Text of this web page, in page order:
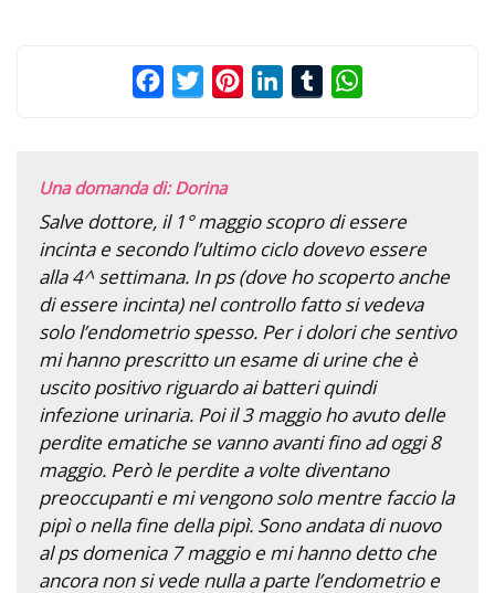
FacebookTwitterPinterestLinkedInTumblr
Una domanda di: Dorina
Salve dottore, il 1° maggio scopro di essere
incinta e secondo l’ultimo ciclo dovevo essere
alla 4^ settimana. In ps (dove ho scoperto anche
di essere incinta) nel controllo fatto si vedeva
solo l’endometrio spesso. Per i dolori che sentivo
mi hanno prescritto un esame di urine che è
uscito positivo riguardo ai batteri quindi
infezione urinaria. Poi il 3 maggio ho avuto delle
perdite ematiche se vanno avanti fino ad oggi 8
maggio. Però le perdite a volte diventano
preoccupanti e mi vengono solo mentre faccio la
pipì o nella fine della pipì. Sono andata di nuovo
al ps domenica 7 maggio e mi hanno detto che
ancora non si vede nulla a parte l’endometrio e